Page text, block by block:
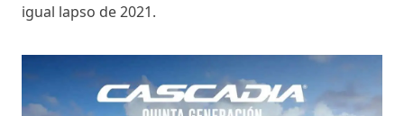
igual lapso de 2021.